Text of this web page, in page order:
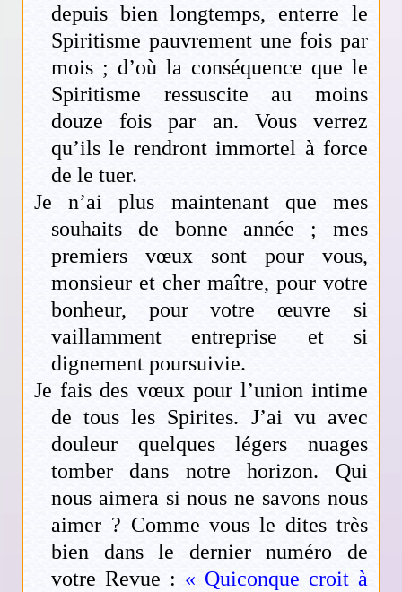
depuis bien longtemps, enterre le
Spiritisme pauvrement une fois par
mois ; d’où la conséquence que le
Spiritisme ressuscite au moins
douze fois par an. Vous verrez
qu’ils le rendront immortel à force
de le tuer.
Je n’ai plus maintenant que mes
souhaits de bonne année ; mes
premiers vœux sont pour vous,
monsieur et cher maître, pour votre
bonheur, pour votre œuvre si
vaillamment entreprise et si
dignement poursuivie.
Je fais des vœux pour l’union intime
de tous les Spirites. J’ai vu avec
douleur quelques légers nuages
tomber dans notre horizon. Qui
nous aimera si nous ne savons nous
aimer ? Comme vous le dites très
bien dans le dernier numéro de
votre Revue : « Quiconque croit à